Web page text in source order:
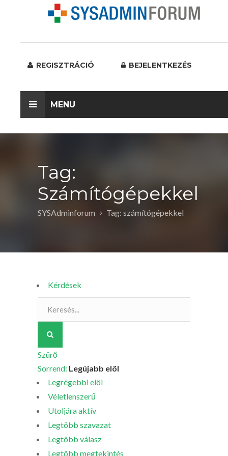
REGISZTRÁCIÓ BEJELENTKEZÉS
MENU
Tag:
Számítógépekkel
SYSAdminforum Tag: számítógépekkel
Kérdések
Szürő
Sorrend: Legújabb elöl
Legrégebbi elöl
Véletlenszerű
Utoljára aktív
Legtöbb szavazat
Legtöbb válasz
Legtöbb megtekintés